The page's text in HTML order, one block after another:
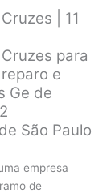
| 11
para
e
Ge de
São Paulo
empresa
de